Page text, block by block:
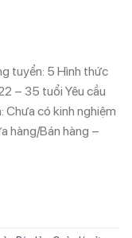
tuyển: 5 Hình thức
– 35 tuổi Yêu cầu
Chưa có kinh nghiệm
hàng/Bán hàng –